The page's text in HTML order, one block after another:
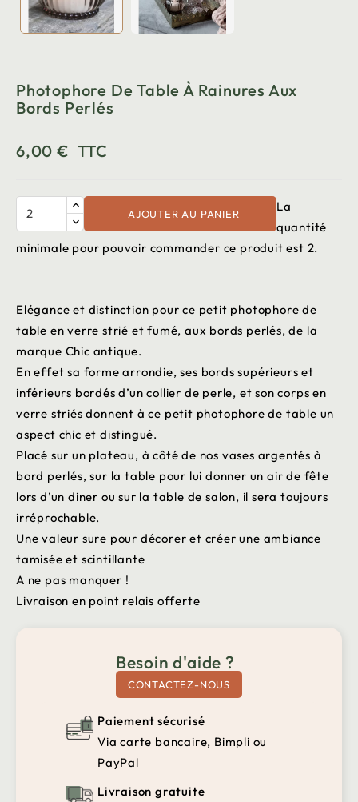
Photophore De Table À Rainures Aux
Bords Perlés
6,00 € TTC
AJOUTER AU PANIER
La
quantité
minimale pour pouvoir commander ce produit est 2.
Elégance et distinction pour ce petit photophore de
table en verre strié et fumé, aux bords perlés, de la
marque Chic antique.
En effet sa forme arrondie, ses bords supérieurs et
inférieurs bordés d’un collier de perle, et son corps en
verre striés donnent à ce petit photophore de table un
aspect chic et distingué.
Placé sur un plateau, à côté de nos vases argentés à
bord perlés, sur la table pour lui donner un air de fête
lors d’un diner ou sur la table de salon, il sera toujours
irréprochable.
Une valeur sure pour décorer et créer une ambiance
tamisée et scintillante
A ne pas manquer !
Livraison en point relais offerte
Besoin d'aide ?
CONTACTEZ-NOUS
Paiement sécurisé
Via carte bancaire, Bimpli ou
PayPal
Livraison gratuite